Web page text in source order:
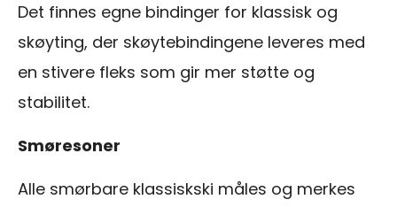
Det finnes egne bindinger for klassisk og
skøyting, der skøytebindingene leveres med
en stivere fleks som gir mer støtte og
stabilitet.
Smøresoner
Alle smørbare klassiskski måles og merkes